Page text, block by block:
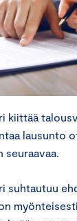
kiittää
lausunto
seuraavaa.
suhtautuu